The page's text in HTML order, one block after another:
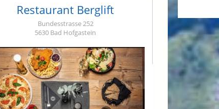
Restaurant Berglift
Bundesstrasse 252
5630 Bad Hofgastein